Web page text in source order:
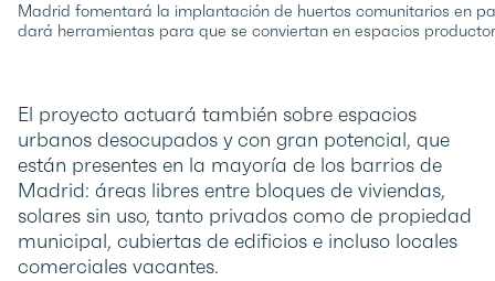
Madrid fomentará la implantación de huertos comunitarios en
dará herramientas para que se conviertan en espacios
El proyecto actuará también sobre espacios
urbanos desocupados y con gran potencial, que
están presentes en la mayoría de los barrios de
Madrid: áreas libres entre bloques de viviendas,
solares sin uso, tanto privados como de propiedad
municipal, cubiertas de edificios e incluso locales
comerciales vacantes.